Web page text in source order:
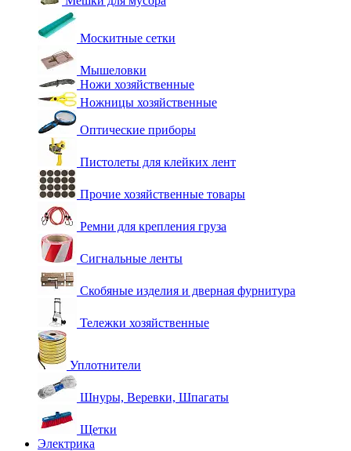
Москитные сетки
Мышеловки
Ножи хозяйственные
Ножницы хозяйственные
Оптические приборы
Пистолеты для клейких лент
Прочие хозяйственные товары
Ремни для крепления груза
Сигнальные ленты
Скобяные изделия и дверная фурнитура
Тележки хозяйственные
Уплотнители
Шнуры, Веревки, Шпагаты
Щетки
Электрика